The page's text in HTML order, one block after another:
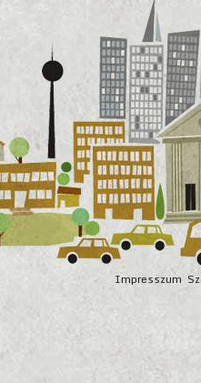
Impresszum